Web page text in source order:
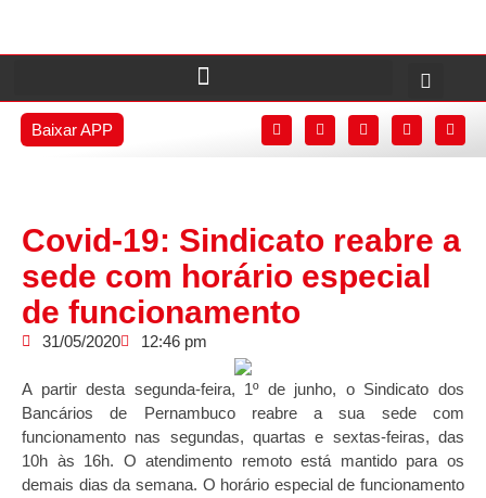
Baixar APP
Covid-19: Sindicato reabre a
sede com horário especial
de funcionamento
31/05/2020 12:46 pm
A partir desta segunda-feira, 1º de junho, o Sindicato dos
Bancários de Pernambuco reabre a sua sede com
funcionamento nas segundas, quartas e sextas-feiras, das
10h às 16h. O atendimento remoto está mantido para os
demais dias da semana. O horário especial de funcionamento